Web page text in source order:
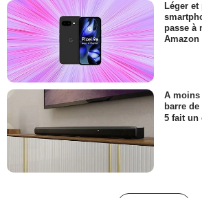
Léger
passe à
Amazon
A moins
barre
5 fait un